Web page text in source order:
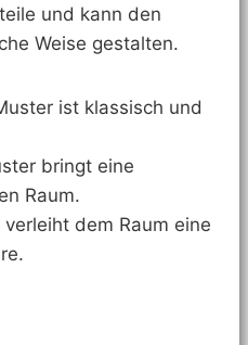
und kann den
Weise gestalten.
ist klassisch und
bringt eine
Raum.
dem Raum eine